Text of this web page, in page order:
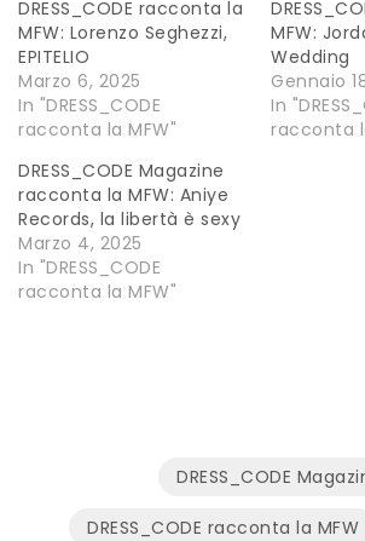
DRESS_CODE racconta la
MFW: Lorenzo Seghezzi,
EPITELIO
Marzo 6, 2025
In "DRESS_CODE
racconta la MFW"
MFW:
Wedding
Gennaio
In
racconta
DRESS_CODE Magazine
racconta la MFW: Aniye
Records, la libertà è sexy
Marzo 4, 2025
In "DRESS_CODE
racconta la MFW"
DRESS_CODE
DRESS_CODE racconta la MFW